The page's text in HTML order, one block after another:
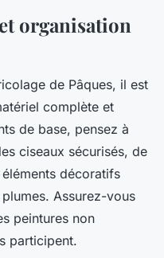
organisation
de Pâques, il est
complète et
de base, pensez à
ciseaux sécurisés, de
décoratifs
Assurez-vous
peintures non
participent.